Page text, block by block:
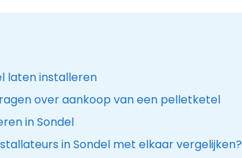
laten installeren
over aankoop van een pelletketel
in Sondel
in Sondel met elkaar vergelijken?